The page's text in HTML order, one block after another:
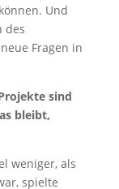
Und
des
Fragen in
sind
bleibt,
weniger, als
spielte